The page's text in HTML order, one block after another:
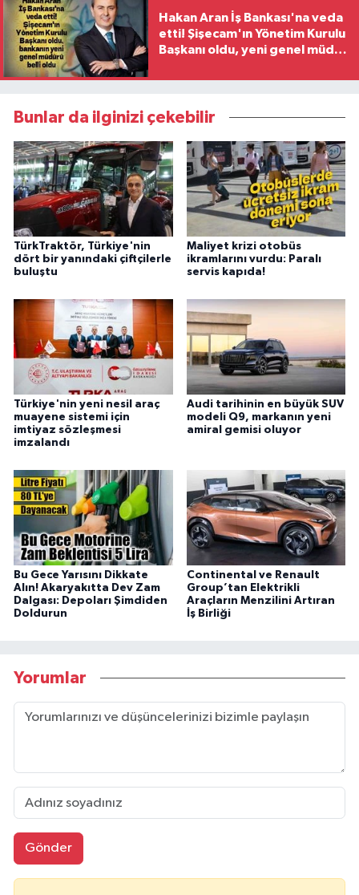
Hakan Aran İş Bankası'na veda
etti! Şişecam'ın Yönetim Kurulu
Başkanı oldu, yeni genel müdür
Bunlar da ilginizi çekebilir
TürkTraktör, Türkiye'nin
dört bir yanındaki çiftçilerle
buluştu
Maliyet krizi otobüs
ikramlarını vurdu: Paralı
servis kapıda!
Türkiye'nin yeni nesil araç
muayene sistemi için
imtiyaz sözleşmesi
imzalandı
Audi tarihinin en büyük SUV
modeli Q9, markanın yeni
amiral gemisi oluyor
Bu Gece Yarısını Dikkate
Alın! Akaryakıtta Dev Zam
Dalgası: Depoları Şimdiden
Doldurun
Continental ve Renault
Group’tan Elektrikli
Araçların Menzilini Artıran
İş Birliği
Yorumlar
Gönder